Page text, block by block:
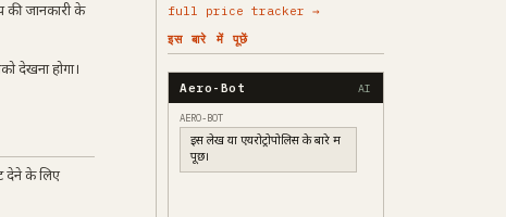
की जानकारी के
देखना होगा।
देने के लिए
full price tracker →
इस बारे में पूछें
Aero-Bot AI
AERO-BOT
इस लेख या एयरोट्रोपोलिस के बारे में
पूछें।